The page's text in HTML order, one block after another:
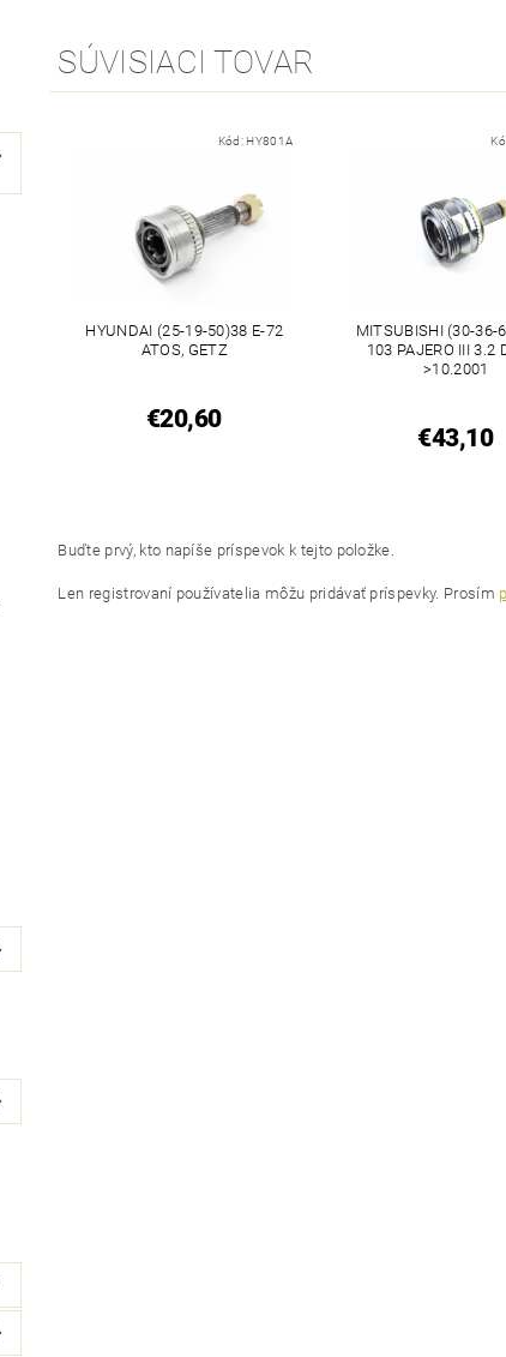
SÚVISIACI TOVAR
Kód: HY801A
HYUNDAI (25-19-50)38 E-72
ATOS, GETZ
€20,60
MITSUBISHI (30-36-
103 PAJERO III 3.2
>10.2001
€43,10
Buďte prvý, kto napíše príspevok k tejto položke.
Len registrovaní používatelia môžu pridávať príspevky. Prosím